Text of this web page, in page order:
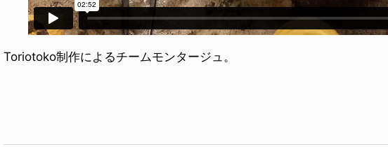
Toriotoko制作によるチームモンタージュ。